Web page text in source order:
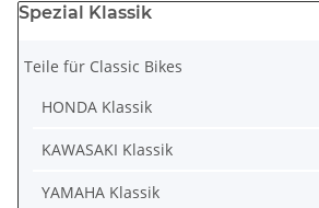
Spezial Klassik
Teile für Classic Bikes
HONDA Klassik
KAWASAKI Klassik
YAMAHA Klassik